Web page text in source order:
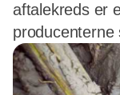
aftalekreds er
producenterne